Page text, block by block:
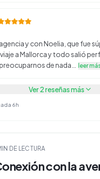
y con Noelia, que fue
a Mallorca y todo salió
de nada…
leer
Ver2reseñas más
6h
DE LECTURA
con la